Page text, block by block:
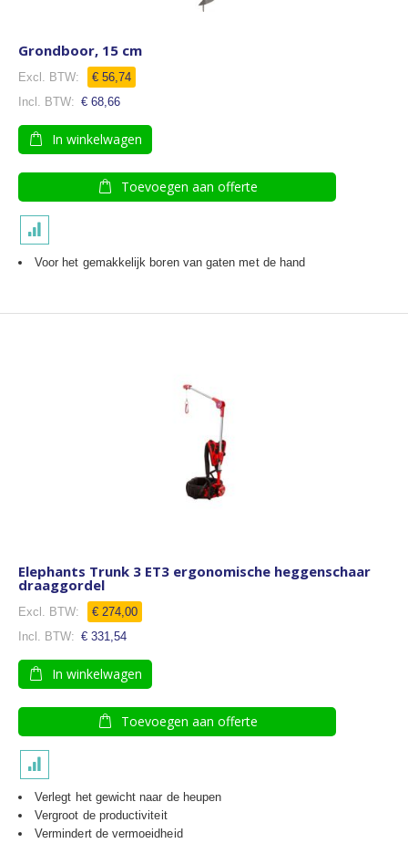
Grondboor, 15 cm
€ 56,74
€ 68,66
In winkelwagen
Toevoegen aan offerte
Voor het gemakkelijk boren van gaten met de hand
Elephants Trunk 3 ET3 ergonomische heggenschaar
draaggordel
€ 274,00
Speciale
€ 331,54
In winkelwagen
Toevoegen aan offerte
Verlegt het gewicht naar de heupen
Vergroot de productiviteit
Vermindert de vermoeidheid